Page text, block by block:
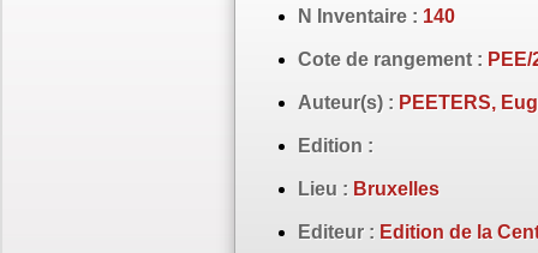
N Inventaire : 140
Cote de rangement : PEE/
Auteur(s) : PEETERS,
Edition :
Lieu : Bruxelles
Editeur : Edition de la